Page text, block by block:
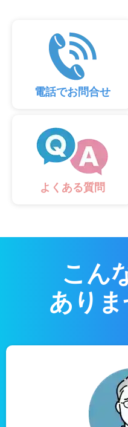
電話でお問合せ
よくある質問
こん
あり